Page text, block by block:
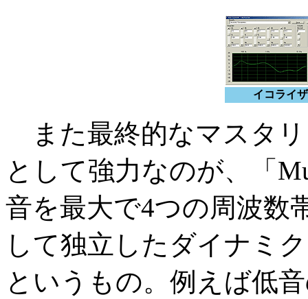
イコライザ
また最終的なマスタ
として強力なのが、「
音を最大で4つの周波数
して独立したダイナミ
というもの。例えば低